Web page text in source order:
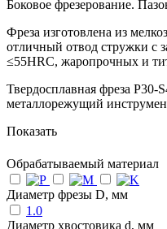
Боковое фрезерование.
Фреза изготовлена из
отличный отвод стружки с
≤55HRC, жаропрочных и
Твердосплавная фреза P30-
металлорежущий
Показать
Обрабатываемый материал
Диаметр фрезы D, мм
1.0
Диаметр хвостовика d, мм